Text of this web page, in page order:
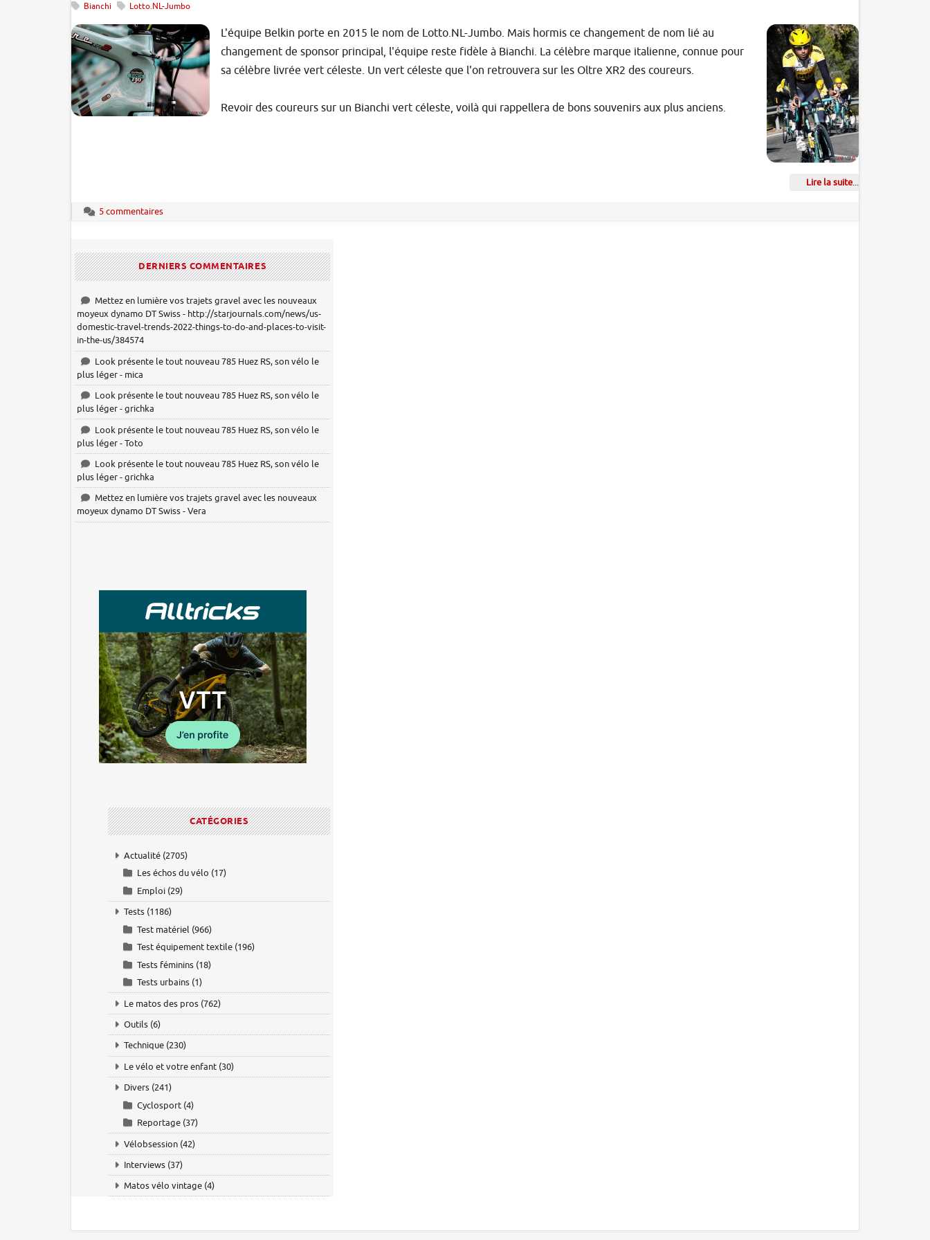
Bianchi Lotto.NL-Jumbo
L'équipe Belkin porte en 2015 le nom de Lotto.NL-Jumbo. Mais hormis ce changement de nom lié au
changement de sponsor principal, l'équipe reste fidèle à Bianchi. La célèbre marque italienne, connue pour
sa célèbre livrée vert céleste. Un vert céleste que l'on retrouvera sur les Oltre XR2 des coureurs.
Revoir des coureurs sur un Bianchi vert céleste, voilà qui rappellera de bons souvenirs aux plus anciens.
Lire la suite...
5 commentaires
DERNIERS COMMENTAIRES
Mettez en lumière vos trajets gravel avec les nouveaux
moyeux dynamo DT Swiss - http://starjournals.com/news/us-
domestic-travel-trends-2022-things-to-do-and-places-to-visit-
in-the-us/384574
Look présente le tout nouveau 785 Huez RS, son vélo le
plus léger - mica
Look présente le tout nouveau 785 Huez RS, son vélo le
plus léger - grichka
Look présente le tout nouveau 785 Huez RS, son vélo le
plus léger - Toto
Look présente le tout nouveau 785 Huez RS, son vélo le
plus léger - grichka
Mettez en lumière vos trajets gravel avec les nouveaux
moyeux dynamo DT Swiss - Vera
CATÉGORIES
Actualité (2705)
Les échos du vélo (17)
Emploi (29)
Tests (1186)
Test matériel (966)
Test équipement textile (196)
Tests féminins (18)
Tests urbains (1)
Le matos des pros (762)
Outils (6)
Technique (230)
Le vélo et votre enfant (30)
Divers (241)
Cyclosport (4)
Reportage (37)
Vélobsession (42)
Interviews (37)
Matos vélo vintage (4)